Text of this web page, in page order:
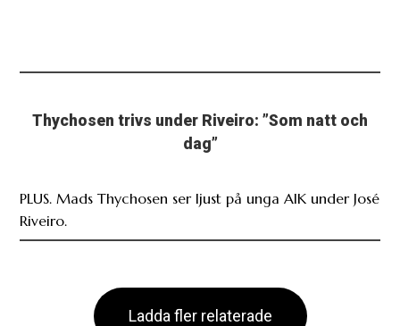
Thychosen trivs under Riveiro: ”Som natt och
PLUS. Mads Thychosen ser ljust på unga AIK under José